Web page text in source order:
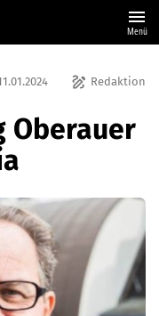
menu
Menü
draw Redaktion
Oberauer